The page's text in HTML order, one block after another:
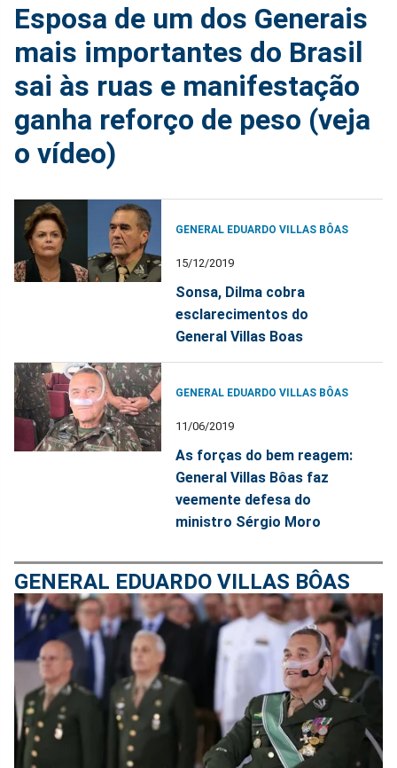
Esposa de um dos Generais
mais importantes do Brasil
sai às ruas e manifestação
ganha reforço de peso (veja
o vídeo)
GENERAL EDUARDO VILLAS BÔAS
15/12/2019
Sonsa, Dilma cobra
esclarecimentos do
General Villas Boas
GENERAL EDUARDO VILLAS BÔAS
11/06/2019
As forças do bem reagem:
General Villas Bôas faz
veemente defesa do
ministro Sérgio Moro
GENERAL EDUARDO VILLAS BÔAS